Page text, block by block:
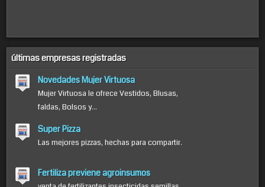
últimas empresas registradas
Novedades Mujer Virtuosa
Mujer Virtuosa le ofrece Vestidos, Blusas,
faldas, Bolsos y...
Super Pizza
Las mejores pizzas, hechas para compartir.
Fertiliza previene agroinsumos